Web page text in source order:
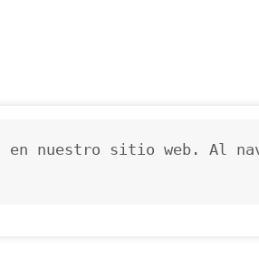
en nuestro sitio web. Al